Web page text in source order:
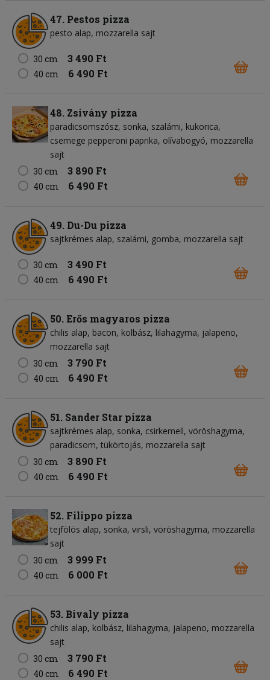
47. Pestos pizza
pesto alap mozzarella sajt
30 cm 3 490 Ft
40 cm 6 490 Ft
48. Zsivány pizza
paradicsomszósz sonka szalámi kukorica
csemege pepperoni paprika olívabogyó mozzarella
sajt
30 cm
3 890 Ft
40 cm 6 490 Ft
49. Du-Du pizza
sajtkrémes alap szalámi gomba mozzarella sajt
30 cm 3 490 Ft
40 cm 6 490 Ft
50. Erős magyaros pizza
chilis alap bacon kolbász lilahagyma jalapeno
mozzarella sajt
30 cm
3 790 Ft
40 cm 6 490 Ft
51. Sander Star pizza
sajtkrémes alap sonka csirkemell vöröshagyma
paradicsom tükörtojás mozzarella sajt
30 cm
3 890 Ft
40 cm 6 490 Ft
52. Filippo pizza
tejfölös alap sonka virsli vöröshagyma mozzarella
sajt
30 cm
3 999 Ft
40 cm 6 000 Ft
53. Bivaly pizza
chilis alap kolbász lilahagyma jalapeno mozzarella
sajt
30 cm
3 790 Ft
40 cm 6 490 Ft